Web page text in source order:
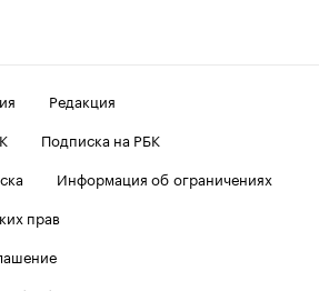
Редакция
Подписка на РБК
Информация об ограничениях
прав